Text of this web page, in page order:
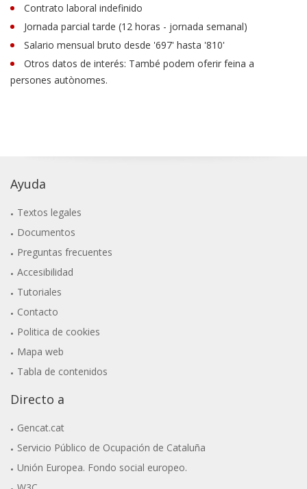
Contrato laboral indefinido
Jornada parcial tarde (12 horas - jornada semanal)
Salario mensual bruto desde '697' hasta '810'
Otros datos de interés: També podem oferir feina a
persones autònomes.
Ayuda
Textos legales
Documentos
Preguntas frecuentes
Accesibilidad
Tutoriales
Contacto
Politica de cookies
Mapa web
Tabla de contenidos
Directo a
Gencat.cat
Servicio Público de Ocupación de Cataluña
Unión Europea. Fondo social europeo.